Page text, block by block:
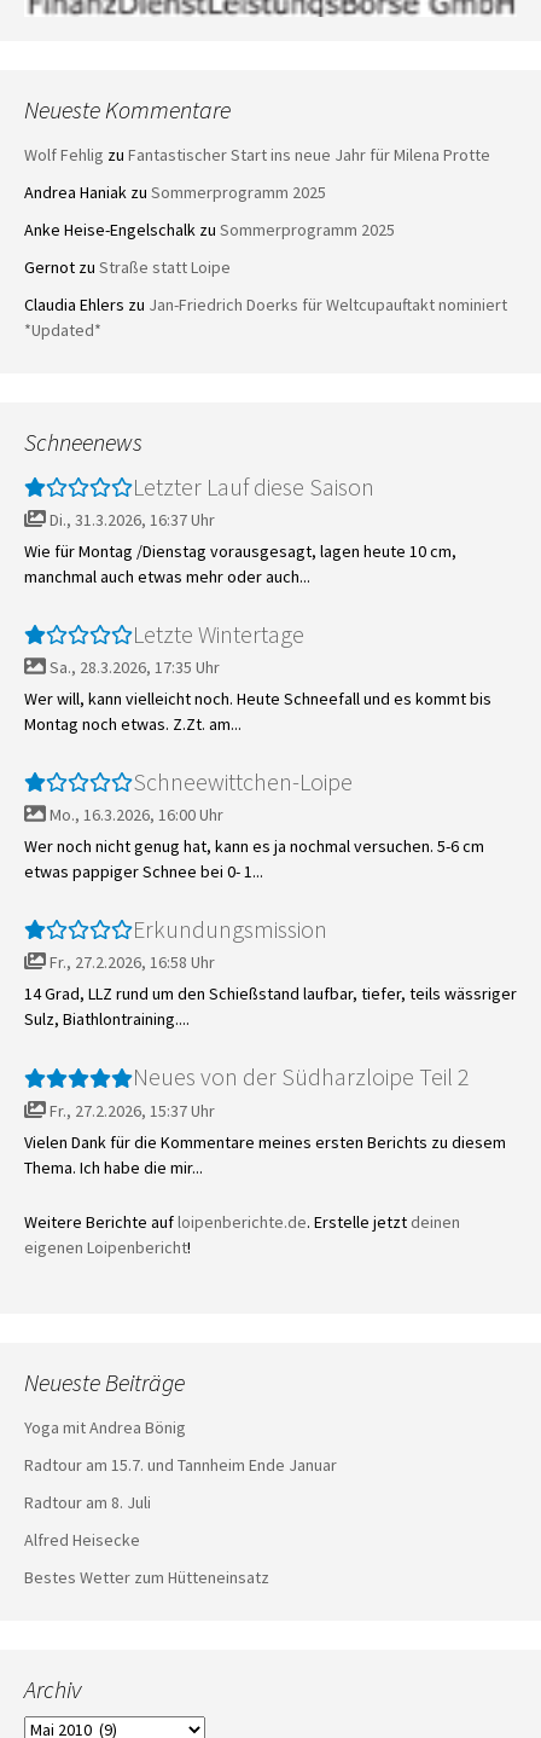
Neueste Kommentare
Wolf Fehlig zu Fantastischer Start ins neue Jahr für Milena Protte
Andrea Haniak zu Sommerprogramm 2025
Anke Heise-Engelschalk zu Sommerprogramm 2025
Gernot zu Straße statt Loipe
Claudia Ehlers zu Jan-Friedrich Doerks für Weltcupauftakt nominiert
*Updated*
Schneenews
Letzter Lauf diese Saison
Di., 31.3.2026, 16:37 Uhr
Wie für Montag /Dienstag vorausgesagt, lagen heute 10 cm,
manchmal auch etwas mehr oder auch...
Letzte Wintertage
Sa., 28.3.2026, 17:35 Uhr
Wer will, kann vielleicht noch. Heute Schneefall und es kommt bis
Montag noch etwas. Z.Zt. am...
Schneewittchen-Loipe
Mo., 16.3.2026, 16:00 Uhr
Wer noch nicht genug hat, kann es ja nochmal versuchen. 5-6 cm
etwas pappiger Schnee bei 0- 1...
Erkundungsmission
Fr., 27.2.2026, 16:58 Uhr
14 Grad, LLZ rund um den Schießstand laufbar, tiefer, teils wässriger
Sulz, Biathlontraining....
Neues von der Südharzloipe Teil 2
Fr., 27.2.2026, 15:37 Uhr
Vielen Dank für die Kommentare meines ersten Berichts zu diesem
Thema. Ich habe die mir...
Weitere Berichte aufloipenberichte.de. Erstelle jetzt deinen
eigenen Loipenbericht!
Neueste Beiträge
Yoga mit Andrea Bönig
Radtour am 15.7. und Tannheim Ende Januar
Radtour am 8. Juli
Alfred Heisecke
Bestes Wetter zum Hütteneinsatz
Archiv
Archiv